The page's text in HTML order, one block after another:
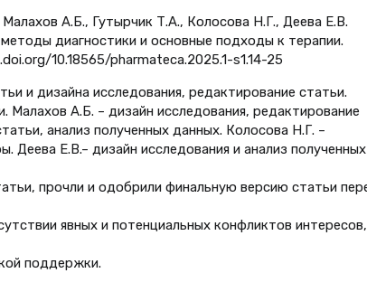
А.Б., Гутырчик Т.А., Колосова Н.Г., Деева Е.В.
диагностики и основные подходы к терапии.
10.18565/pharmateca.2025.1-s1.14-25
и дизайна исследования, редактирование статьи.
Малахов А.Б. – дизайн исследования, редактирование
анализ полученных данных. Колосова Н.Г. –
Деева Е.В.– дизайн исследования и анализ полученных
прочли и одобрили финальную версию статьи
явных и потенциальных конфликтов интересов,
поддержки.